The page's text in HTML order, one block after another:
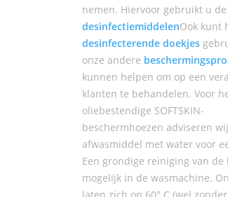
nemen. Hiervoor gebruikt u
desinfectiemiddelenOok kunt
desinfecterende doekjes
onze andere
kunnen helpen om op een
klanten te behandelen. Voor
oliebestendige SOFTSKIN-
beschermhoezen adviseren
afwasmiddel met water voor
Een grondige reiniging van de
mogelijk in de wasmachine.